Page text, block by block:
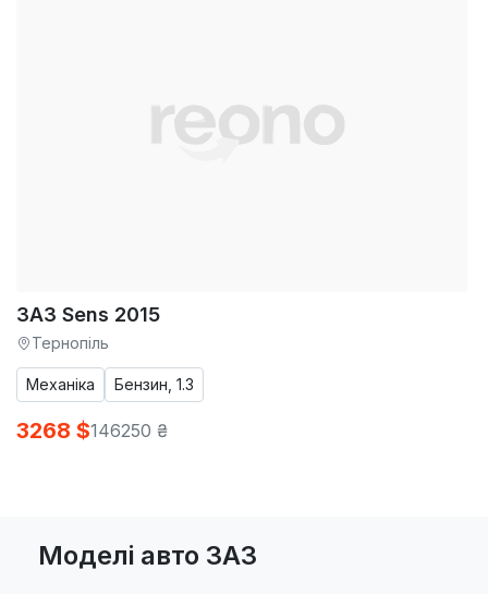
ЗАЗ Sens 2015
Тернопіль
Механіка Бензин, 1.3
3268 $146250 ₴
Моделі авто ЗАЗ